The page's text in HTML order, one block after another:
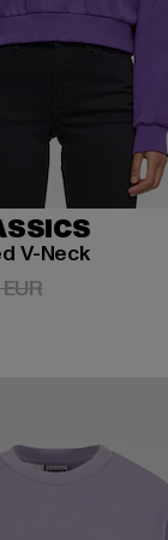
V-Neck
EUR
Aktionspreis: